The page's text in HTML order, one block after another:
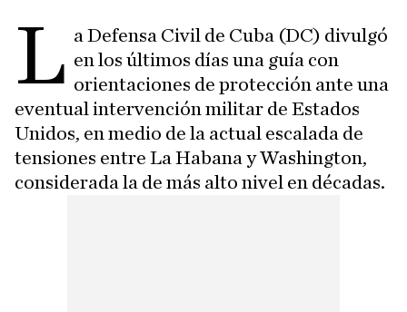
L a Defensa Civil de Cuba (DC) divulgó
en los últimos días una guía con
orientaciones de protección ante una
eventual intervención militar de Estados
Unidos, en medio de la actual escalada de
tensiones entre La Habana y Washington,
considerada la de más alto nivel en décadas.